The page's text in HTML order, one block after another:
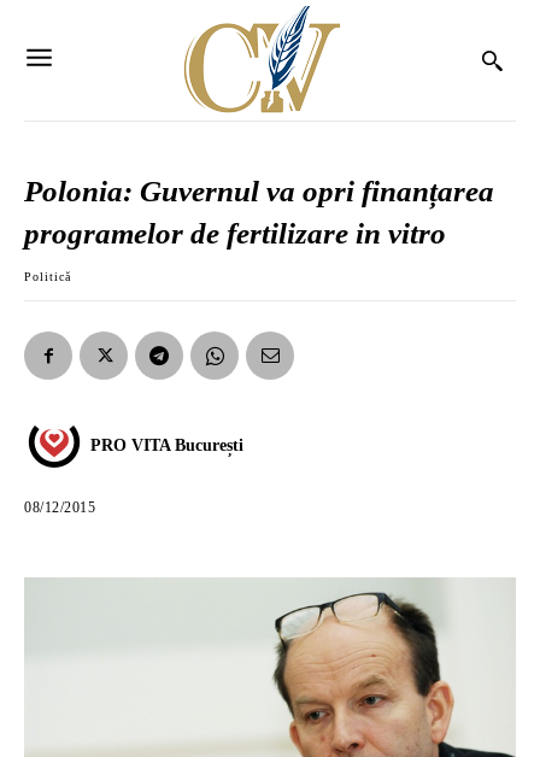
Polonia: Guvernul va opri finanțarea
programelor de fertilizare in vitro
Politică
PRO VITA București
08/12/2015